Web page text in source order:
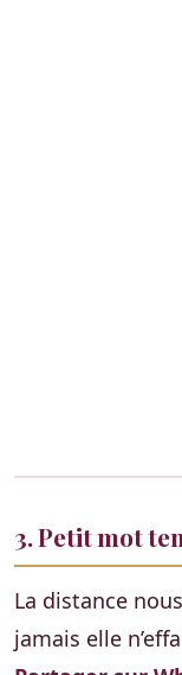
3. Petit mot
La distance
jamais elle